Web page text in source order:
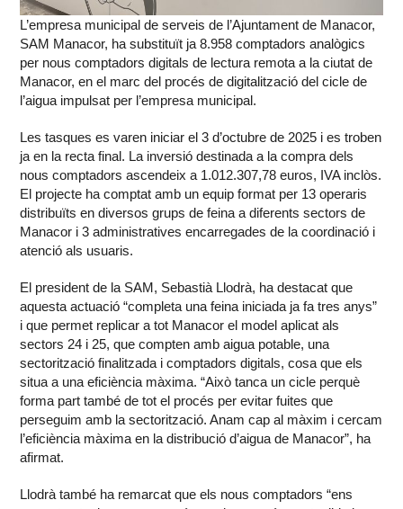
L’empresa municipal de serveis de l’Ajuntament de Manacor,
SAM Manacor, ha substituït ja 8.958 comptadors analògics
per nous comptadors digitals de lectura remota a la ciutat de
Manacor, en el marc del procés de digitalització del cicle de
l’aigua impulsat per l’empresa municipal.
Les tasques es varen iniciar el 3 d’octubre de 2025 i es troben
ja en la recta final. La inversió destinada a la compra dels
nous comptadors ascendeix a 1.012.307,78 euros, IVA inclòs.
El projecte ha comptat amb un equip format per 13 operaris
distribuïts en diversos grups de feina a diferents sectors de
Manacor i 3 administratives encarregades de la coordinació i
atenció als usuaris.
El president de la SAM, Sebastià Llodrà, ha destacat que
aquesta actuació “completa una feina iniciada ja fa tres anys”
i que permet replicar a tot Manacor el model aplicat als
sectors 24 i 25, que compten amb aigua potable, una
sectorització finalitzada i comptadors digitals, cosa que els
situa a una eficiència màxima. “Això tanca un cicle perquè
forma part també de tot el procés per evitar fuites que
perseguim amb la sectorització. Anam cap al màxim i cercam
l’eficiència màxima en la distribució d’aigua de Manacor”, ha
afirmat.
Llodrà també ha remarcat que els nous comptadors “ens